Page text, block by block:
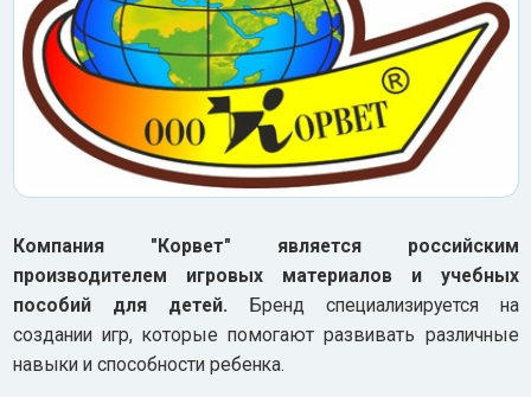
Компания "Корвет" является российским
производителем игровых материалов и учебных
пособий для детей. Бренд специализируется на
создании игр, которые помогают развивать различные
навыки и способности ребенка.